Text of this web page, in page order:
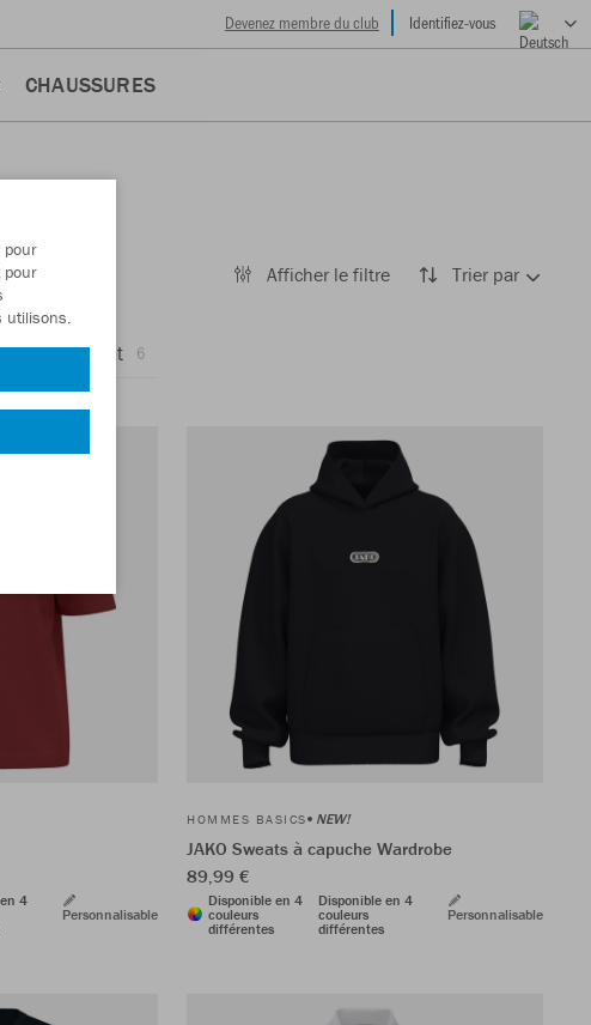
Devenez membre du club Identifiez-vous
CHAUSSURES
Afficher le filtre Trier par
6
4
Personnalisable
HOMMES BASICS NEW!
JAKO Sweats à capuche Wardrobe
89,99 €
Disponible en 4
couleurs
différentes
Disponible en 4
couleurs
différentes
Personnalisable
pour
pour
utilisons.